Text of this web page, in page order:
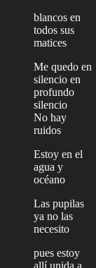
blancos en
todos sus
matices
Me quedo en
silencio en
profundo
silencio
No hay
ruidos
Estoy en el
agua y
océano
Las pupilas
ya no las
necesito
pues estoy
allí unida a